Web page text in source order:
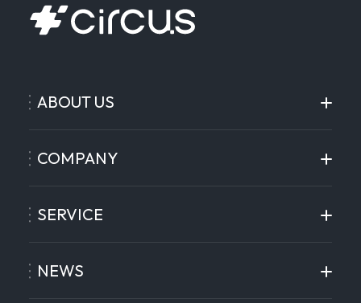
ABOUT US
COMPANY
SERVICE
NEWS